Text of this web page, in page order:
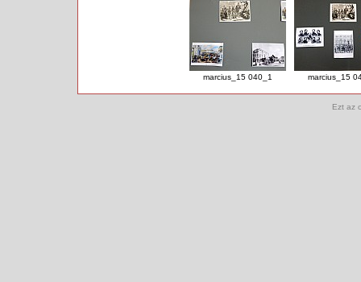
marcius_15 040_1 marcius_15
Ezt az